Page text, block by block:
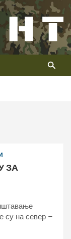
ЗА
су на север –